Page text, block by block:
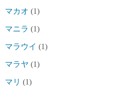
マカオ (1)
マニラ (1)
マラウイ (1)
マラヤ (1)
マリ (1)